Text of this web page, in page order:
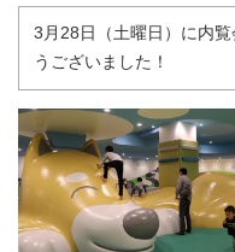
3月28日（土曜日）に内
うございました！